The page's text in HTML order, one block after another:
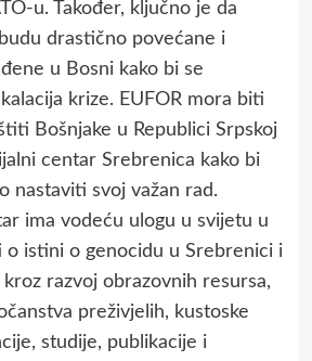
u. Također, ključno je da
drastično povećane i
u Bosni kako bi se
krize. EUFOR mora biti
Bošnjake u Republici Srpskoj
centar Srebrenica kako bi
nastaviti svoj važan rad.
ima vodeću ulogu u svijetu u
o istini o genocidu u Srebrenici i
razvoj obrazovnih resursa,
preživjelih, kustoske
studije, publikacije i